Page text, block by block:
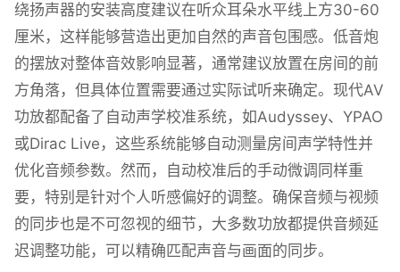
绕扬声器的安装高度建议在听众耳朵水平线上方30-60
厘米，这样能够营造出更加自然的声音包围感。低音炮
的摆放对整体音效影响显著，通常建议放置在房间的前
方角落，但具体位置需要通过实际试听来确定。现代AV
功放都配备了自动声学校准系统，如Audyssey、YPAO
或Dirac Live，这些系统能够自动测量房间声学特性并
优化音频参数。然而，自动校准后的手动微调同样重
要，特别是针对个人听感偏好的调整。确保音频与视频
的同步也是不可忽视的细节，大多数功放都提供音频延
迟调整功能，可以精确匹配声音与画面的同步。